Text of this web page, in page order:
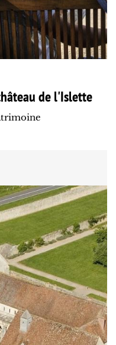
de l'Islette